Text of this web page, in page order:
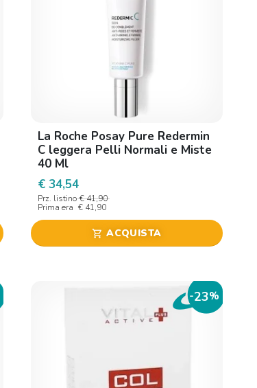
La Roche Posay Pure Redermin
C leggera Pelli Normali e Miste
40 Ml
€ 34,54
Prz. listino € 41,90
Prima era € 41,90
shopping_cart ACQUISTA
-23%